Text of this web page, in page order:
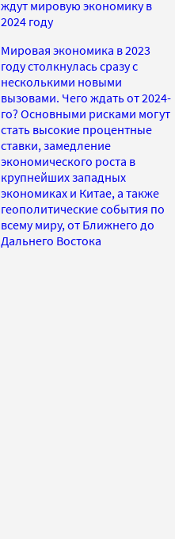
ждут мировую экономику в
2024 году
Мировая экономика в 2023
году столкнулась сразу с
несколькими новыми
вызовами. Чего ждать от 2024-
го? Основными рисками могут
стать высокие процентные
ставки, замедление
экономического роста в
крупнейших западных
экономиках и Китае, а также
геополитические события по
всему миру, от Ближнего до
Дальнего Востока